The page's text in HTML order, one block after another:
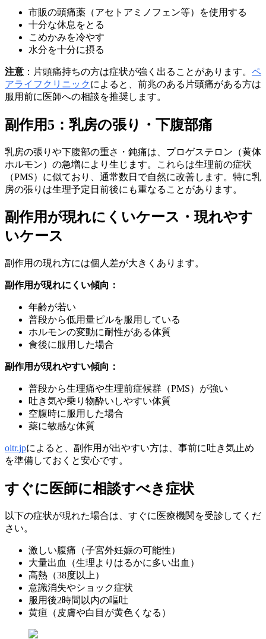
市販の頭痛薬（アセトアミノフェン等）を使用する
十分な休息をとる
こめかみを冷やす
水分を十分に摂る
注意 ：片頭痛持ちの方は症状が強く出ることがあります。 ペ
アライフクリニック によると、前兆のある片頭痛がある方は
服用前に医師への相談を推奨します。
副作用5：乳房の張り・下腹部痛
乳房の張りや下腹部の重さ・鈍痛は、プロゲステロン（黄体
ホルモン）の急増により生じます。これらは生理前の症状
（PMS）に似ており、通常数日で自然に改善します。特に乳
房の張りは生理予定日前後にも重なることがあります。
副作用が現れにくいケース・現れやす
いケース
副作用の現れ方には個人差が大きくあります。
副作用が現れにくい傾向：
年齢が若い
普段から低用量ピルを服用している
ホルモンの変動に耐性がある体質
食後に服用した場合
副作用が現れやすい傾向：
普段から生理痛や生理前症候群（PMS）が強い
吐き気や乗り物酔いしやすい体質
空腹時に服用した場合
薬に敏感な体質
oitr.jpによると、副作用が出やすい方は、事前に吐き気止め
を準備しておくと安心です。
すぐに医師に相談すべき症状
以下の症状が現れた場合は、すぐに医療機関を受診してくだ
さい。
激しい腹痛（子宮外妊娠の可能性）
大量出血（生理よりはるかに多い出血）
高熱（38度以上）
意識消失やショック症状
服用後2時間以内の嘔吐
黄疸（皮膚や白目が黄色くなる）